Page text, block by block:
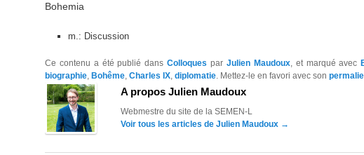
Bohemia
m.: Discussion
Ce contenu a été publié dansColloques par Julien Maudoux, et marqué avec
biographie, Bohême, Charles IX, diplomatie. Mettez-le en favori avec son
A propos Julien Maudoux
Webmestre du site de la SEMEN-L
Voir tous les articles de Julien Maudoux →